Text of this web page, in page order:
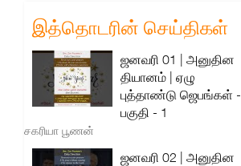
இத்தொடரின் செய்திகள்
ஜனவரி 01 | அனுதின
தியானம் | ஏழு
புத்தாண்டு ஜெபங்கள் -
பகுதி - 1
சகரியா பூணன்
ஜனவரி 02 | அனுதின